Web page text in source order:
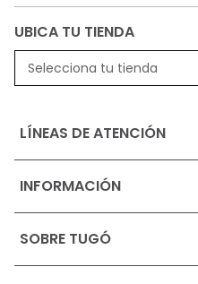
UBICA TU TIENDA
Selecciona tu tienda
LÍNEAS DE ATENCIÓN
INFORMACIÓN
Ofertas vigentes
Términos, condiciones y
SOBRE TUGÓ